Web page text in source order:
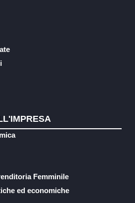
Femminile
ed economiche